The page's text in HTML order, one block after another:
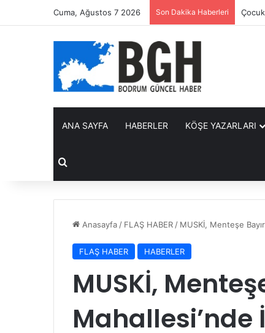
Cuma, Ağustos 7 2026 Son Dakika Haberleri
ANA SAYFA HABERLER KÖŞE YAZARLARI
Arama yap ...
Anasayfa / FLAŞ HABER / MUSKİ, Menteşe
FLAŞ HABER HABERLER
MUSKİ,
Mahallesi’nde